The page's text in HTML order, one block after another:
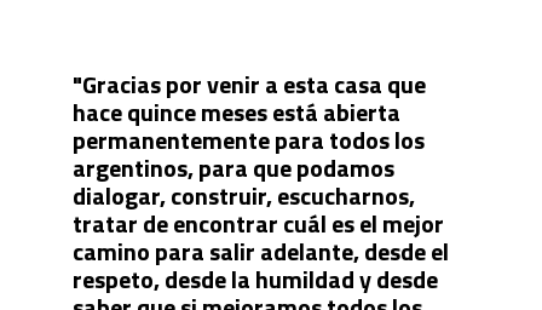
"Gracias por venir a esta casa que
hace quince meses está abierta
permanentemente para todos los
argentinos, para que podamos
dialogar, construir, escucharnos,
tratar de encontrar cuál es el mejor
camino para salir adelante, desde el
respeto, desde la humildad y desde